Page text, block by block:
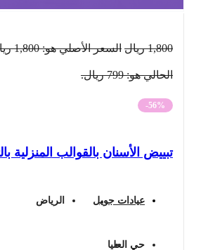
1,800 ريال السعر الأصلي هو: 1,800 ريال.
الحالي هو: 799 ريال.
-56%
تبييض الأسنان بالقوالب المنزلية
عيادات جويل الرياض
حي العليا